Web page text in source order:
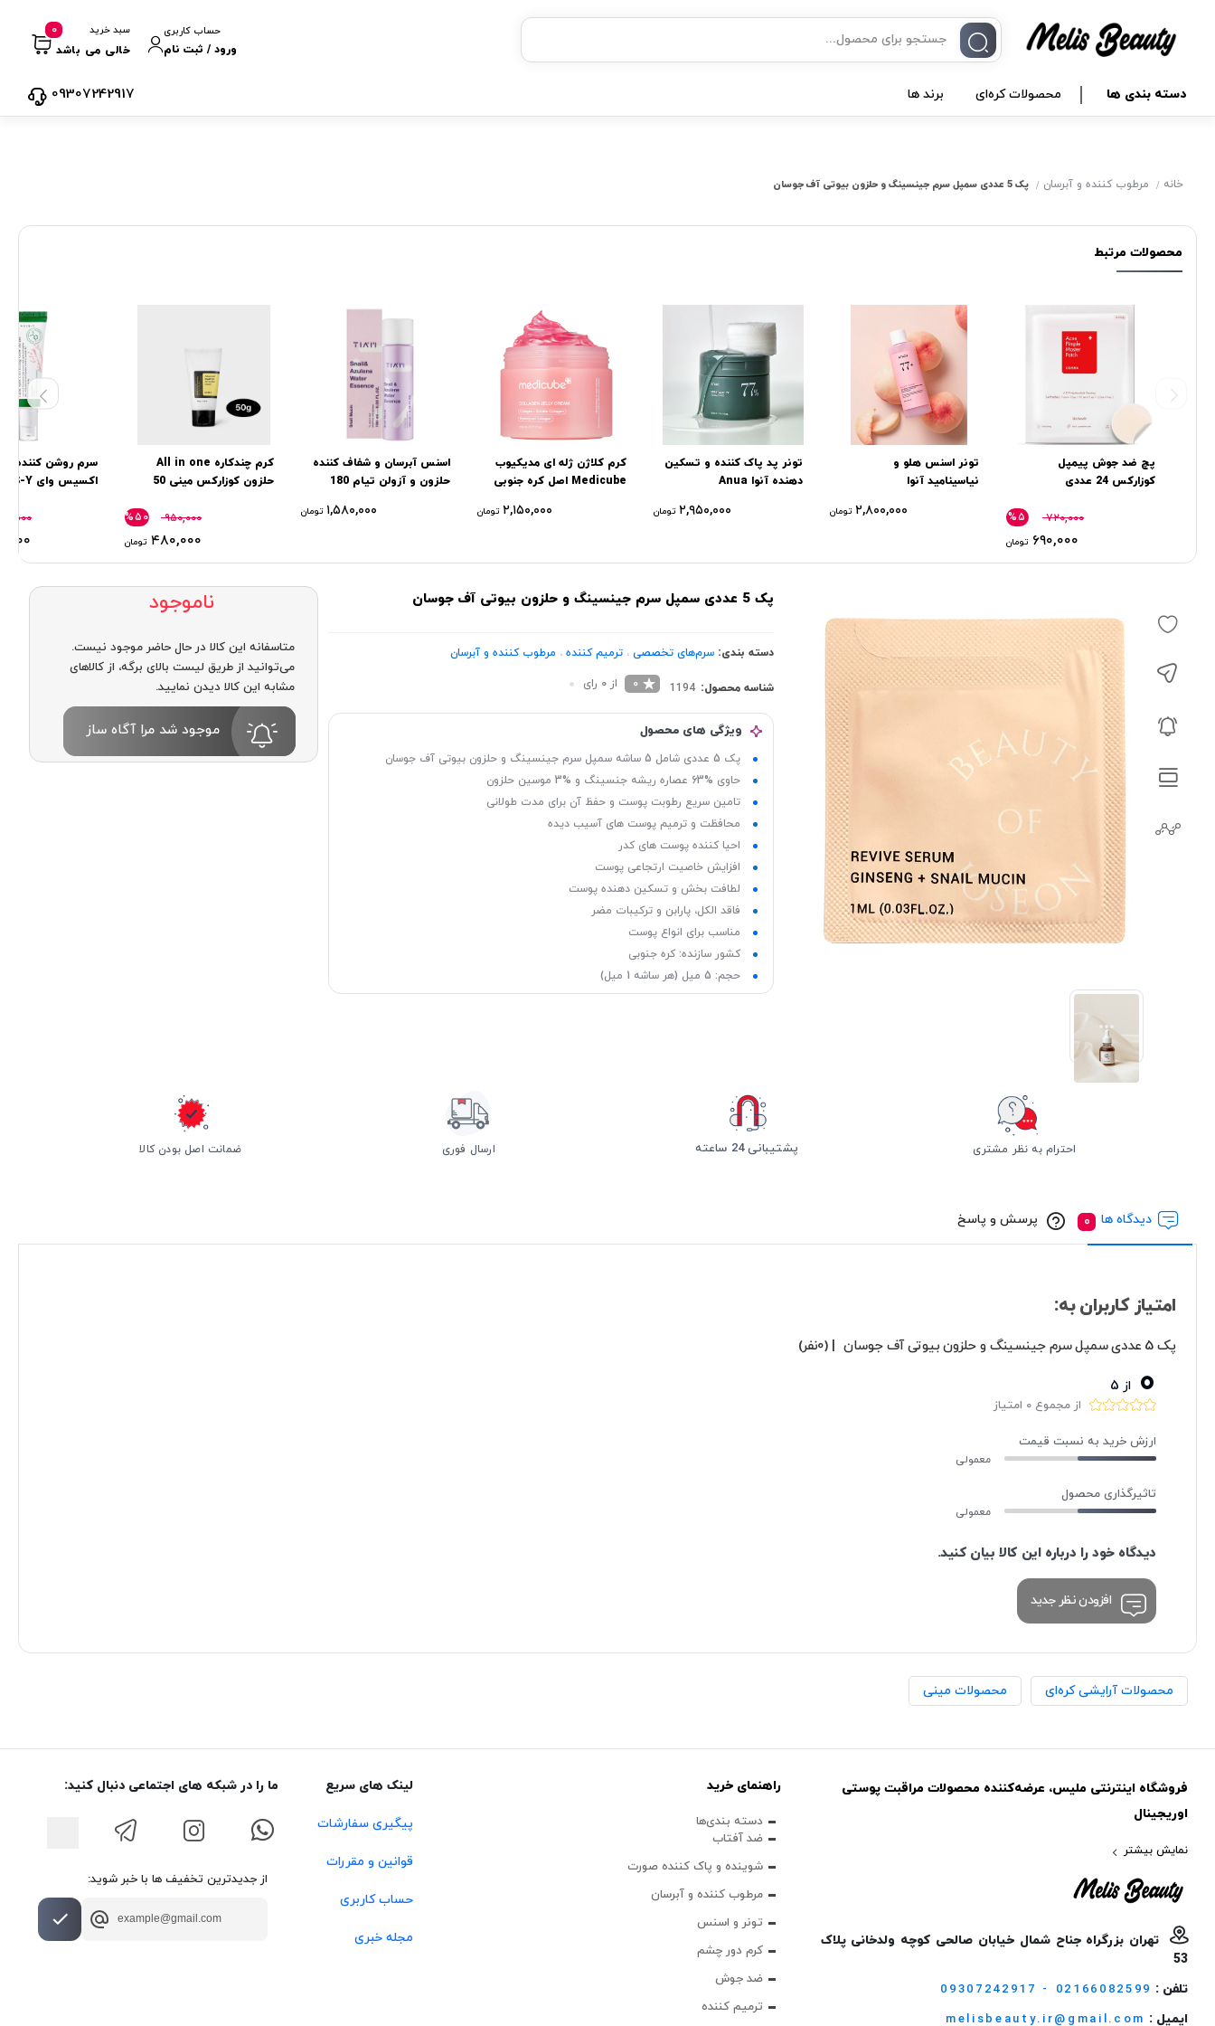
خرید قسطی با ترب‌پی
۴ قسط، بدون کارمزد
حساب کاربری
ورود / ثبت نام
سبد خرید
خالی می باشد
0
دسته بندی ها محصولات کره‌ای برند ها 09307242917
خانه مرطوب کننده و آبرسان پک 5 عددی سمپل سرم جینسینگ و حلزون بیوتی آف جوسان
محصولات مرتبط
پچ ضد جوش پیمپل
کوزارکس 24 عددی
۷۲۰,۰۰۰
۶۹۰,۰۰۰ تومان
%۵
تونر اسنس هلو و
نیاسینامید آنوا
۲,۸۰۰,۰۰۰ تومان
تونر پد پاک کننده و تسکین
دهنده آنوا Anua
۲,۹۵۰,۰۰۰ تومان
کرم کلاژن ژله ای مدیکیوب
Medicube اصل کره جنوبی
۲,۱۵۰,۰۰۰ تومان
اسنس آبرسان و شفاف کننده
حلزون و آزولن تیام 180
۱,۵۸۰,۰۰۰ تومان
کرم چندکاره All in one
حلزون كوزاركس مینی 50
۹۵۰,۰۰۰
۴۸۰,۰۰۰ تومان
%۵۰
سرم روشن‌ کننده و
پک 5 عددی سمپل سرم جینسینگ و حلزون بیوتی آف جوسان
دسته بندی: سرم‌های تخصصی ،ترمیم کننده ، مرطوب کننده و آبرسان
شناسه محصول: 1194
0 از 0 رای
ویژگی های محصول
پک 5 عددی شامل 5 ساشه سمپل سرم جینسینگ و حلزون بیوتی آف جوسان
حاوی %63 عصاره ریشه جنسینگ و %3 موسین حلزون
تامین سریع رطوبت پوست و حفظ آن برای مدت طولانی
محافظت و ترمیم پوست های آسیب دیده
احیا کننده پوست های کدر
افزایش خاصیت ارتجاعی پوست
لطافت بخش و تسکین دهنده پوست
فاقد الکل، پارابن و ترکیبات مضر
مناسب برای انواع پوست
کشور سازنده: کره جنوبی
حجم: 5 میل (هر ساشه 1 میل)
ناموجود
متاسفانه این کالا در حال حاضر موجود نیست.
می‌توانید از طریق لیست بالای برگه، از کالاهای
مشابه این کالا دیدن نمایید.
موجود شد مرا آگاه ساز
احترام به نظر مشتری پشتیبانی 24 ساعته ارسال فوری ضمانت اصل بودن کالا
دیدگاه ها پرسش و پاسخ
امتیاز کاربران به:
پک 5 عددی سمپل سرم جینسینگ و حلزون بیوتی آف جوسان | (0نفر)
0 از 5
از مجموع 0 امتیاز
ارزش خرید به نسبت قیمت
معمولی
تاثیرگذاری محصول
معمولی
دیدگاه خود را درباره این کالا بیان کنید.
افزودن نظر جدید
محصولات آرایشی کره‌ای محصولات مینی
فروشگاه اینترنتی ملیس، عرضه‌کننده محصولات مراقبت پوستی
اوریجینال
نمایش بیشتر
تهران بزرگراه جناح شمال خیابان صالحی کوچه ولدخانی پلاک
53
تلفن : 09307242917 - 02166082599
ایمیل : melisbeauty.ir@gmail.com
راهنمای خرید
دسته بندی‌ها
ضد آفتاب
شوینده و پاک‌ کننده صورت
مرطوب کننده و آبرسان
تونر و اسنس
کرم دور چشم
ضد جوش
ترمیم کننده
لینک های سریع
پیگیری سفارشات
قوانین و مقررات
حساب کاربری
مجله خبری
ما را در شبکه های اجتماعی دنبال کنید:
از جدیدترین تخفیف ها با خبر شوید: